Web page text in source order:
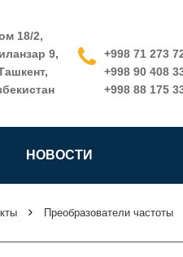
18/2,
9,
+998 71 273
+998 90 408
+998 88 175
НОВОСТИ
Преобразователи частоты